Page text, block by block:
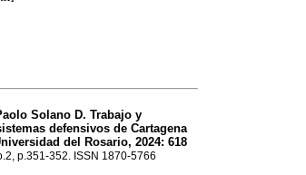
Solano D. Trabajo y
defensivos de Cartagena
del Rosario, 2024: 618
p.351-352. ISSN 1870-5766